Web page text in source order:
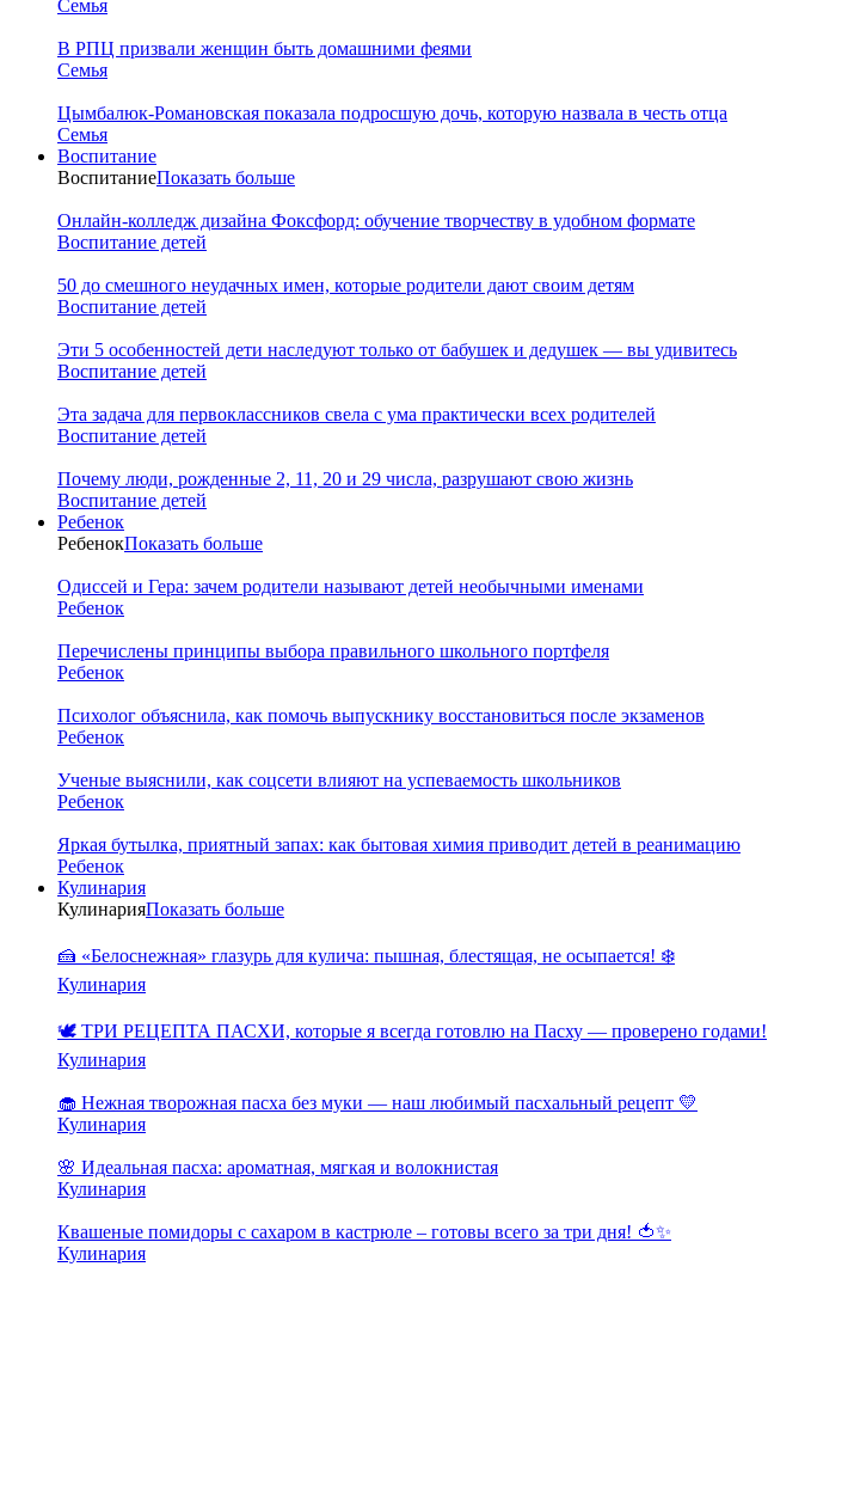
Семья
В РПЦ призвали женщин быть домашними феями
Семья
Цымбалюк-Романовская показала подросшую дочь, которую назвала в честь отца
Семья
Воспитание
ВоспитаниеПоказать больше
Онлайн-колледж дизайна Фоксфорд: обучение творчеству в удобном формате
Воспитание детей
50 до смешного неудачных имен, которые родители дают своим детям
Воспитание детей
Эти 5 особенностей дети наследуют только от бабушек и дедушек — вы удивитесь
Воспитание детей
Эта задача для первоклассников свела с ума практически всех родителей
Воспитание детей
Почему люди, рожденные 2, 11, 20 и 29 числа, разрушают свою жизнь
Воспитание детей
Ребенок
РебенокПоказать больше
Одиссей и Гера: зачем родители называют детей необычными именами
Ребенок
Перечислены принципы выбора правильного школьного портфеля
Ребенок
Психолог объяснила, как помочь выпускнику восстановиться после экзаменов
Ребенок
Ученые выяснили, как соцсети влияют на успеваемость школьников
Ребенок
Яркая бутылка, приятный запах: как бытовая химия приводит детей в реанимацию
Ребенок
Кулинария
КулинарияПоказать больше
🍰 «Белоснежная» глазурь для кулича: пышная, блестящая, не осыпается! ❄️
Кулинария
🕊️ ТРИ РЕЦЕПТА ПАСХИ, которые я всегда готовлю на Пасху — проверено годами!
Кулинария
🧁 Нежная творожная пасха без муки — наш любимый пасхальный рецепт 💛
Кулинария
🌸 Идеальная пасха: ароматная, мягкая и волокнистая
Кулинария
Квашеные помидоры с сахаром в кастрюле – готовы всего за три дня! 🍅✨
Кулинария